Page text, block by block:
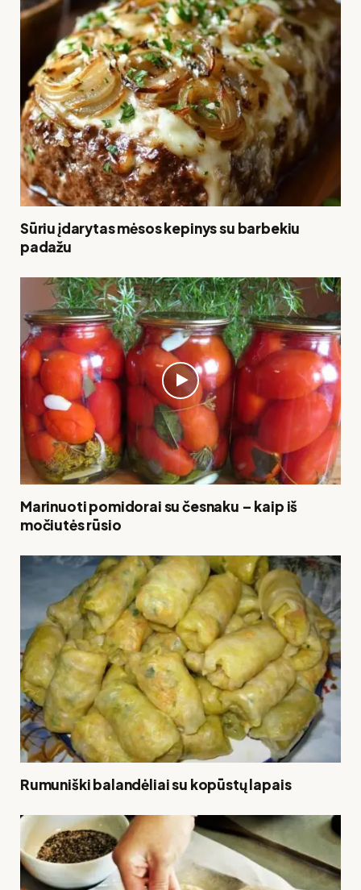
Sūriu įdarytas mėsos kepinys su barbekiu
padažu
Marinuoti pomidorai su česnaku – kaip iš
močiutės rūsio
Rumuniški balandėliai su kopūstų lapais